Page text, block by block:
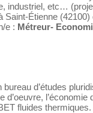
industriel, etc…
Saint-Étienne
e : Métreur-
d’études
d’oeuvre, l’économie
fluides thermiques.